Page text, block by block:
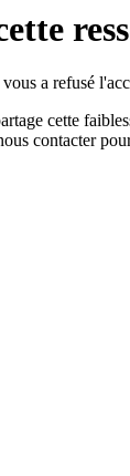
a refusé
cette
contacter